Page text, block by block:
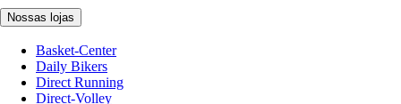
Nossas lojas
Basket-Center
Daily Bikers
Direct Running
Direct-Volley